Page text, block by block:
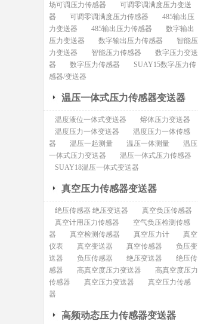
场可调压力传感器
可调零调满度压力变送
器
可调零调满度压力传感器
485输出压
力变送器
485输出压力传感器
数字输出
压力变送器
数字输出压力传感器
智能压
力变送器
智能压力传感器
数字压力变送
器
数字压力传感器
SUAY15数字压力传
感器/变送器
温压一体式压力传感器变送器
温度液位一体式变送器
熔体压力变送器
温度压力一体变送器
温度压力一体传感
器
温压一起测量 温压一体测量
温压
一体式压力变送器
温压一体式压力传感器
SUAY18温压一体式变送器
真空压力传感器变送器
绝压传感器 绝压变送器
真空负压传感器
真空计用压力传感器
空气负压检测传感
器
真空检测传感器 真空压力计
真空
仪表
真空变送器 真空传感器
负压变
送器
负压传感器 绝压变送器
绝压传
感器
高真空度压力变送器
高真空度压力
传感器
真空压力变送器
真空压力传感
器
高频动态压力传感器变送器